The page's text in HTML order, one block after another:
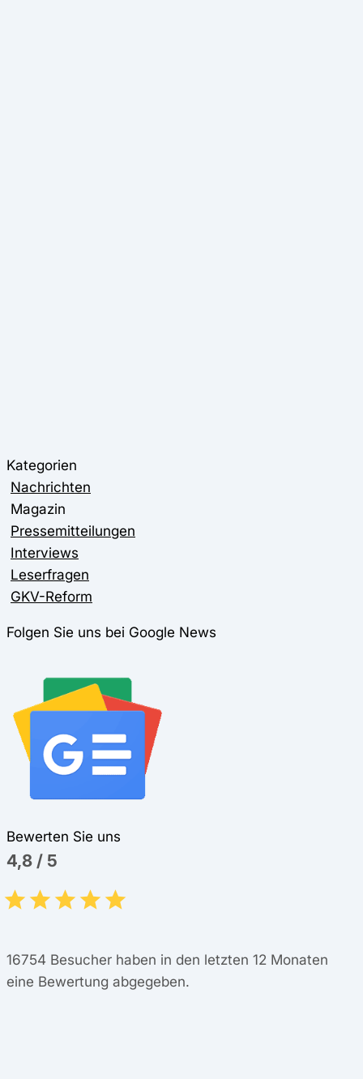
Kategorien
Nachrichten
Magazin
Pressemitteilungen
Interviews
Leserfragen
GKV-Reform
Folgen Sie uns bei Google News
Bewerten Sie uns
4,8 / 5
16754 Besucher haben in den letzten 12 Monaten
eine Bewertung abgegeben.